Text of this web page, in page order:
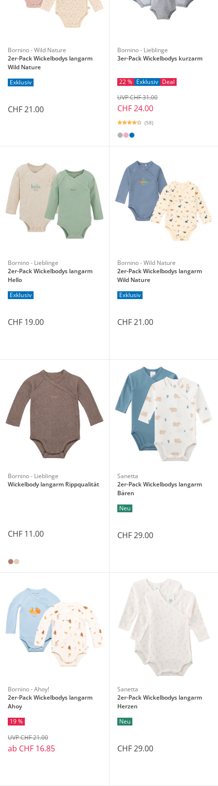
Bornino - Wild Nature
2er-Pack Wickelbodys langarm
Wild Nature
Exklusiv
CHF 21.00
Bornino - Lieblinge
3er-Pack Wickelbodys kurzarm
22 % Exklusiv Deal
CHF 24.00
UVP CHF 31.00
(58)
Bornino - Lieblinge
2er-Pack Wickelbodys langarm
Hello
Exklusiv
CHF 19.00
Bornino - Wild Nature
2er-Pack Wickelbodys langarm
Wild Nature
Exklusiv
CHF 21.00
Bornino - Lieblinge
Wickelbody langarm Rippqualität
CHF 11.00
Sanetta
2er-Pack Wickelbodys langarm
Bären
Neu
CHF 29.00
Bornino - Ahoy!
2er-Pack Wickelbodys langarm
Ahoy
19 %
ab CHF 16.85
UVP CHF 21.00
Sanetta
2er-Pack Wickelbodys langarm
Herzen
Neu
CHF 29.00